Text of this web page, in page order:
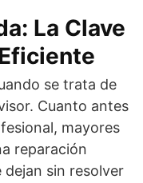
La Clave
se trata de
Cuanto antes
mayores
reparación
dejan sin resolver